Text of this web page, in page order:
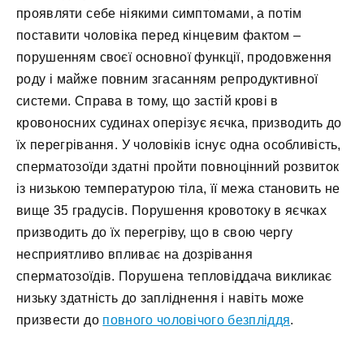
проявляти себе ніякими симптомами, а потім
поставити чоловіка перед кінцевим фактом –
порушенням своєї основної функції, продовження
роду і майже повним згасанням репродуктивної
системи. Справа в тому, що застій крові в
кровоносних судинах оперізує яєчка, призводить до
їх перегрівання. У чоловіків існує одна особливість,
сперматозоїди здатні пройти повноцінний розвиток
із низькою температурою тіла, її межа становить не
вище 35 градусів. Порушення кровотоку в яєчках
призводить до їх перегріву, що в свою чергу
несприятливо впливає на дозрівання
сперматозоїдів. Порушена тепловіддача викликає
низьку здатність до запліднення і навіть може
призвести до повного чоловічого безпліддя.